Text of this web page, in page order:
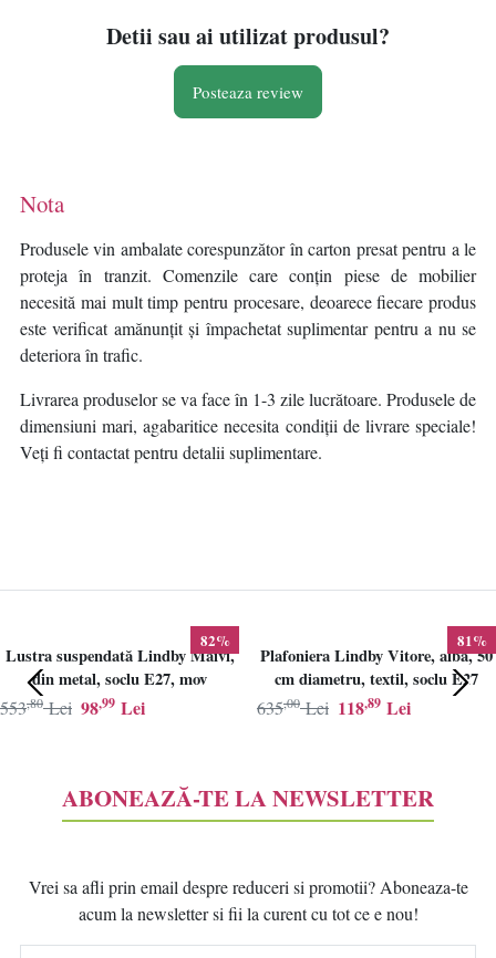
PROGRAME AUTOMATE,
TIMER, TIMP MAXIM DE
GATIRE 95 MIN, FUNCTIE
Detii sau ai utilizat produsul?
Posteaza review
Nota
Produsele vin ambalate corespunzător în carton presat pentru a le
proteja în tranzit. Comenzile care conțin piese de mobilier
necesită mai mult timp pentru procesare, deoarece fiecare produs
este verificat amănunțit și împachetat suplimentar pentru a nu se
deteriora în trafic.
Livrarea produselor se va face în 1-3 zile lucrătoare. Produsele de
dimensiuni mari, agabaritice necesita condiții de livrare speciale!
Veți fi contactat pentru detalii suplimentare.
82%
Lustra suspendată Lindby Maivi,
din metal, soclu E27, mov
98,99 Lei
553,80 Lei
81%
Plafoniera Lindby Vitore, alba, 50
cm diametru, textil, soclu E27
118,89 Lei
635,00 Lei
ABONEAZĂ-TE LA NEWSLETTER
Vrei sa afli prin email despre reduceri si promotii? Aboneaza-te
acum la newsletter si fii la curent cu tot ce e nou!